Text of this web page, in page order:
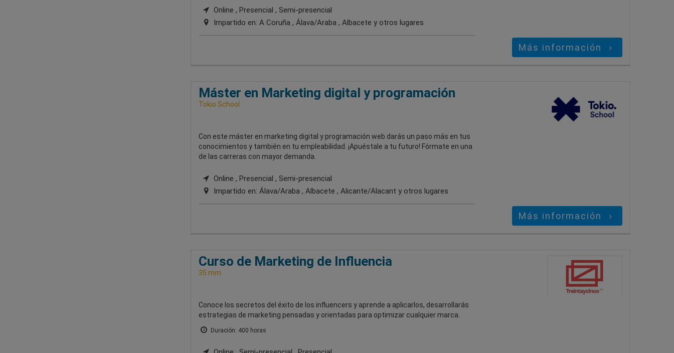
Online , Presencial , Semi-presencial
Impartido en: A Coruña , Álava/Araba , Albacete y otros lugares
Más información
Máster en Marketing digital y programación
Tokio School
Con este máster en marketing digital y programación web darás un paso más en tus
conocimientos y también en tu empleabilidad. ¡Apuéstale a tu futuro! Fórmate en una
de las carreras con mayor demanda.
Online , Presencial , Semi-presencial
Impartido en: Álava/Araba , Albacete , Alicante/Alacant y otros lugares
Más información
Curso de Marketing de Influencia
35 mm
Conoce los secretos del éxito de los influencers y aprende a aplicarlos, desarrollarás
estrategias de marketing pensadas y orientadas para optimizar cualquier marca.
Duración: 400 horas